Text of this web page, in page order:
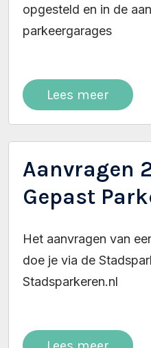
opgesteld en in de
parkeergarages
Lees meer
Aanvragen
Gepast
Het aanvragen van
doe je via de
Stadsparkeren.nl